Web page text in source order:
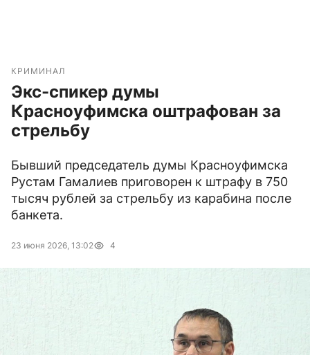
КРИМИНАЛ
Экс-спикер думы
Красноуфимска оштрафован за
стрельбу
Бывший председатель думы Красноуфимска
Рустам Гамалиев приговорен к штрафу в 750
тысяч рублей за стрельбу из карабина после
банкета.
23 июня 2026, 13:02 4